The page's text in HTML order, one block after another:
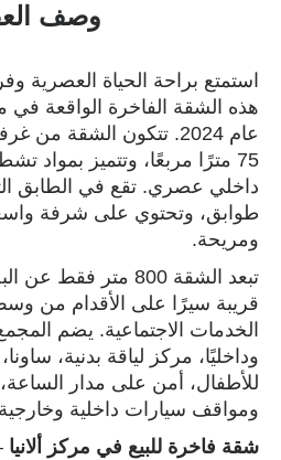
وصف
استمتع براحة الحياة العصرية
هذه الشقة الفاخرة الواقعة
75 مترًا مربعًا، وتتميز بمواد
طوابق، وتحتوي على شرفة
ومريحة.
تبعد الشقة 800 متر
قريبة سيرًا على الأقدام من وسط
الخدمات الاجتماعية. يضم
وداخليًا، مركز لياقة بدنية،
للأطفال، أمن على مدار
ومواقف سيارات داخلية
شقة فاخرة للبيع في مركز ألانيا